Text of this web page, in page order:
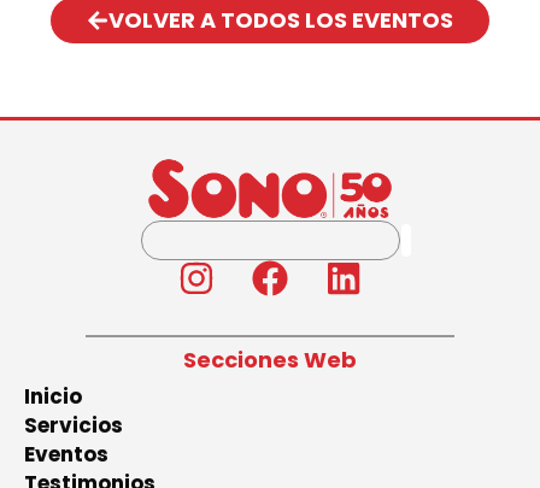
VOLVER A TODOS LOS EVENTOS
Secciones Web
Inicio
Servicios
Eventos